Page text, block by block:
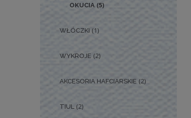
OKUCIA (5)
WŁÓCZKI (1)
WYKROJE (2)
AKCESORIA HAFCIARSKIE (2)
TIUL (2)